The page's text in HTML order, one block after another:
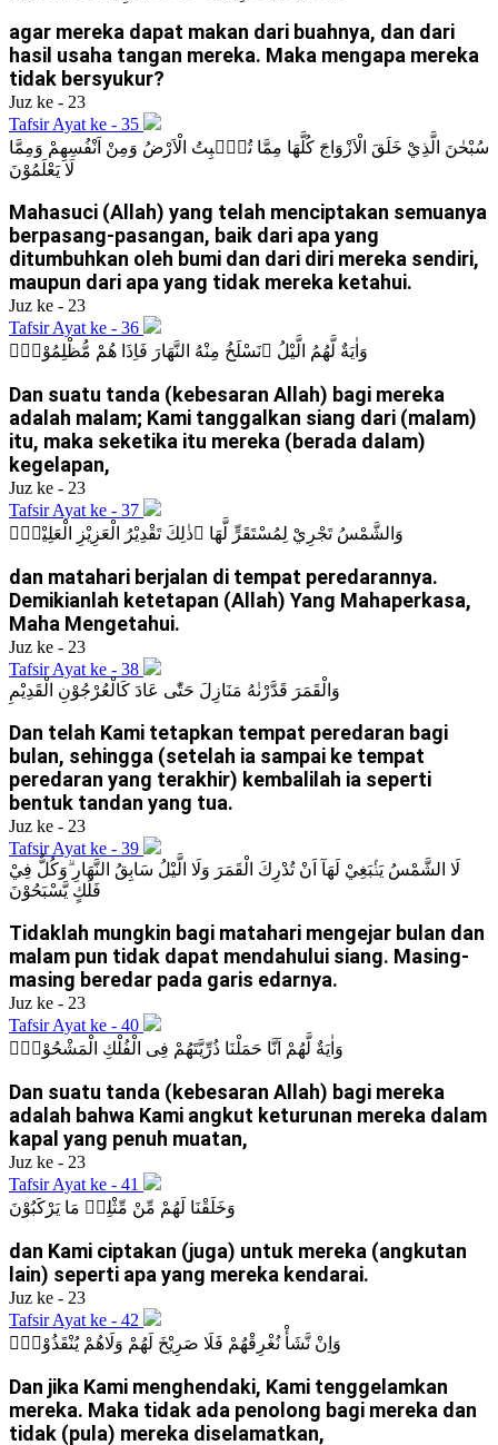
agar mereka dapat makan dari buahnya, dan dari
hasil usaha tangan mereka. Maka mengapa mereka
tidak bersyukur?
Juz ke - 23
Tafsir Ayat ke - 35
سُبْحٰنَ الَّذِيْ خَلَقَ الْاَزْوَاجَ كُلَّهَا مِمَّا تُنْۢبِتُ الْاَرْضُ وَمِنْ اَنْفُسِهِمْ وَمِمَّا
لَا يَعْلَمُوْنَ
Mahasuci (Allah) yang telah menciptakan semuanya
berpasang-pasangan, baik dari apa yang
ditumbuhkan oleh bumi dan dari diri mereka sendiri,
maupun dari apa yang tidak mereka ketahui.
Juz ke - 23
Tafsir Ayat ke - 36
وَاٰيَةٌ لَّهُمُ الَّيْلُ ۖنَسْلَخُ مِنْهُ النَّهَارَ فَاِذَا هُمْ مُّظْلِمُوْنَۙ
Dan suatu tanda (kebesaran Allah) bagi mereka
adalah malam; Kami tanggalkan siang dari (malam)
itu, maka seketika itu mereka (berada dalam)
kegelapan,
Juz ke - 23
Tafsir Ayat ke - 37
وَالشَّمْسُ تَجْرِيْ لِمُسْتَقَرٍّ لَّهَا ۗذٰلِكَ تَقْدِيْرُ الْعَزِيْزِ الْعَلِيْمِۗ
dan matahari berjalan di tempat peredarannya.
Demikianlah ketetapan (Allah) Yang Mahaperkasa,
Maha Mengetahui.
Juz ke - 23
Tafsir Ayat ke - 38
وَالْقَمَرَ قَدَّرْنٰهُ مَنَازِلَ حَتّٰى عَادَ كَالْعُرْجُوْنِ الْقَدِيْمِ
Dan telah Kami tetapkan tempat peredaran bagi
bulan, sehingga (setelah ia sampai ke tempat
peredaran yang terakhir) kembalilah ia seperti
bentuk tandan yang tua.
Juz ke - 23
Tafsir Ayat ke - 39
لَا الشَّمْسُ يَنْۢبَغِيْ لَهَآ اَنْ تُدْرِكَ الْقَمَرَ وَلَا الَّيْلُ سَابِقُ النَّهَارِ ۗوَكُلٌّ فِيْ
فَلَكٍ يَّسْبَحُوْنَ
Tidaklah mungkin bagi matahari mengejar bulan dan
malam pun tidak dapat mendahului siang. Masing-
masing beredar pada garis edarnya.
Juz ke - 23
Tafsir Ayat ke - 40
وَاٰيَةٌ لَّهُمْ اَنَّا حَمَلْنَا ذُرِّيَّتَهُمْ فِى الْفُلْكِ الْمَشْحُوْنِۙ
Dan suatu tanda (kebesaran Allah) bagi mereka
adalah bahwa Kami angkut keturunan mereka dalam
kapal yang penuh muatan,
Juz ke - 23
Tafsir Ayat ke - 41
وَخَلَقْنَا لَهُمْ مِّنْ مِّثْلِهٖ مَا يَرْكَبُوْنَ
dan Kami ciptakan (juga) untuk mereka (angkutan
lain) seperti apa yang mereka kendarai.
Juz ke - 23
Tafsir Ayat ke - 42
وَاِنْ نَّشَأْ نُغْرِقْهُمْ فَلَا صَرِيْخَ لَهُمْ وَلَاهُمْ يُنْقَذُوْنَۙ
Dan jika Kami menghendaki, Kami tenggelamkan
mereka. Maka tidak ada penolong bagi mereka dan
tidak (pula) mereka diselamatkan,